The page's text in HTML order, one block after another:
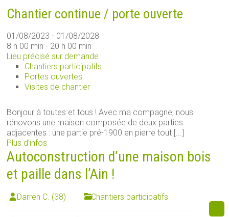
Chantier continue / porte ouverte
01/08/2023 - 01/08/2028
8 h 00 min - 20 h 00 min
Lieu précisé sur demande
Chantiers participatifs
Portes ouvertes
Visites de chantier
Bonjour à toutes et tous ! Avec ma compagne, nous
rénovons une maison composée de deux parties
adjacentes : une partie pré-1900 en pierre tout [...]
Plus d’infos
Autoconstruction d’une maison bois
et paille dans l’Ain !
Darren C. (38) Chantiers participatifs